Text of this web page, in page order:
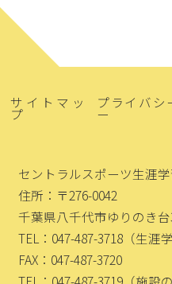
サイトマッ
プ
プライバシ
ー
セントラルスポーツ生涯
住所：〒276-0042
千葉県八千代市ゆりのき
TEL：047-487-3718 （生涯
FAX：047-487-3720